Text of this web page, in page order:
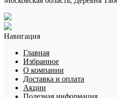
Навигация
Главная
Избранное
О компании
Доставка и оплата
Акции